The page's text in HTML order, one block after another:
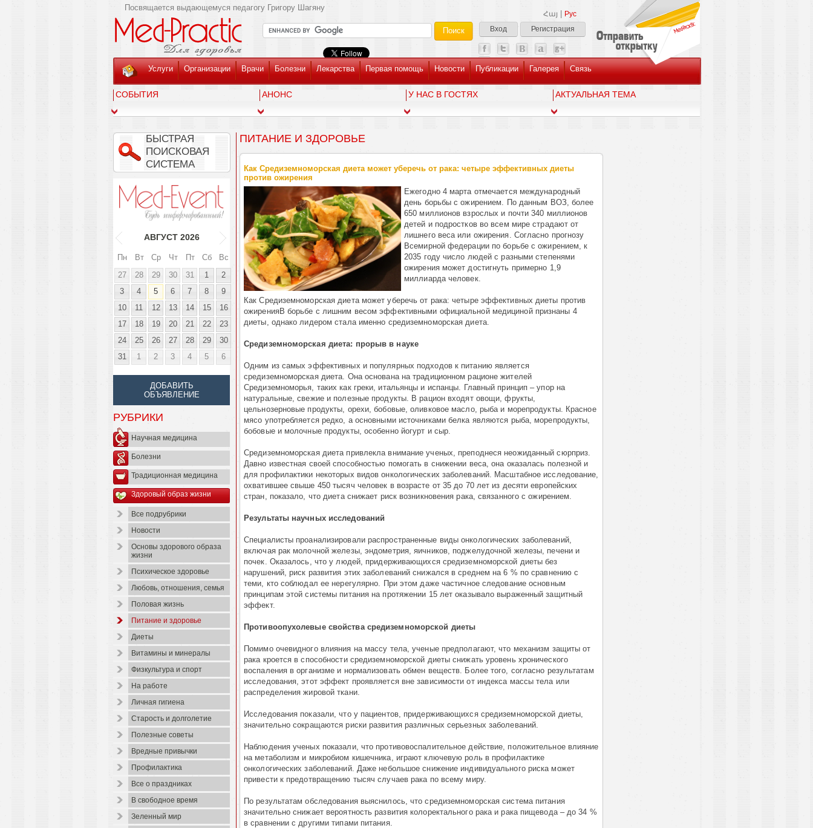
Հայ
Рус
Вход
Регистрация
Посвящается выдающемуся педагогу Григору Шагяну
Услуги Организации Врачи Болезни Лекарства Первая помощь Новости Публикации Галерея Связь
СОБЫТИЯ АНОНС У НАС В ГОСТЯХ AКТУАЛЬНАЯ ТЕМА
БЫСТРАЯ
ПОИСКОВАЯ
СИСТЕМА
АВГУСТ 2026
Пн Вт Ср Чт Пт Сб
Вс
27
28 29 30 31 1
2
3
4 5 6 7 8
9
10
11 12 13 14 15
16
17
18 19 20 21 22
23
24
25 26 27 28 29
30
31
1 2 3 4 5 6
ДОБАВИТЬ
ОБЪЯВЛЕНИЕ
РУБРИКИ
Научная медицина
Болезни
Традиционная медицина
Здоровый образ жизни
Все подрубрики
Новости
Основы здорового образа
жизни
Психическое здоровье
Любовь, отношения, семья
Половая жизнь
Питание и здоровье
Диеты
Витамины и минералы
Физкультура и спорт
На работе
Личная гигиена
Старость и долголетие
Полезные советы
Вредные привычки
Профилактика
Все о праздниках
В свободное время
Зеленный мир
ПИТАНИЕ И ЗДОРОВЬЕ
Как Средиземноморская диета может уберечь от рака: четыре эффективных диеты
против ожирения
Ежегодно 4 марта отмечается международный
день борьбы с ожирением. По данным ВОЗ, более
650 миллионов взрослых и почти 340 миллионов
детей и подростков во всем мире страдают от
лишнего веса или ожирения. Согласно прогнозу
Всемирной федерации по борьбе с ожирением, к
2035 году число людей с разными степенями
ожирения может достигнуть примерно 1,9
миллиарда человек.
Как Средиземноморская диета может уберечь от рака: четыре эффективных диеты против
ожиренияВ борьбе с лишним весом эффективными официальной медициной признаны 4
диеты, однако лидером стала именно средиземноморская диета.
Средиземноморская диета: прорыв в науке
Одним из самых эффективных и популярных подходов к питанию является
средиземноморская диета. Она основана на традиционном рационе жителей
Средиземноморья, таких как греки, итальянцы и испанцы. Главный принцип – упор на
натуральные, свежие и полезные продукты. В рацион входят овощи, фрукты,
цельнозерновые продукты, орехи, бобовые, оливковое масло, рыба и морепродукты. Красное
мясо употребляется редко, а основными источниками белка являются рыба, морепродукты,
бобовые и молочные продукты, особенно йогурт и сыр.
Средиземноморская диета привлекла внимание ученых, преподнеся неожиданный сюрприз.
Давно известная своей способностью помогать в снижении веса, она оказалась полезной и
для профилактики некоторых видов онкологических заболеваний. Масштабное исследование,
охватившее свыше 450 тысяч человек в возрасте от 35 до 70 лет из десяти европейских
стран, показало, что диета снижает риск возникновения рака, связанного с ожирением.
Результаты научных исследований
Специалисты проанализировали распространенные виды онкологических заболеваний,
включая рак молочной железы, эндометрия, яичников, поджелудочной железы, печени и
почек. Оказалось, что у людей, придерживающихся средиземноморской диеты без
нарушений, риск развития этих заболеваний снижался в среднем на 6 % по сравнению с
теми, кто соблюдал ее нерегулярно. При этом даже частичное следование основным
принципам этой системы питания на протяжении 15 лет оказывало выраженный защитный
эффект.
Противоопухолевые свойства средиземноморской диеты
Помимо очевидного влияния на массу тела, ученые предполагают, что механизм защиты от
рака кроется в способности средиземноморской диеты снижать уровень хронического
воспаления в организме и нормализовать обмен веществ. Более того, согласно результатам
исследования, этот эффект проявляется вне зависимости от индекса массы тела или
распределения жировой ткани.
Исследования показали, что у пациентов, придерживающихся средиземноморской диеты,
значительно сокращаются риски развития различных серьезных заболеваний.
Наблюдения ученых показали, что противовоспалительное действие, положительное влияние
на метаболизм и микробиом кишечника, играют ключевую роль в профилактике
онкологических заболеваний. Даже небольшое снижение индивидуального риска может
привести к предотвращению тысяч случаев рака по всему миру.
По результатам обследования выяснилось, что средиземноморская система питания
значительно снижает вероятность развития колоректального рака и рака пищевода – до 34 %
в сравнении с другими типами питания.